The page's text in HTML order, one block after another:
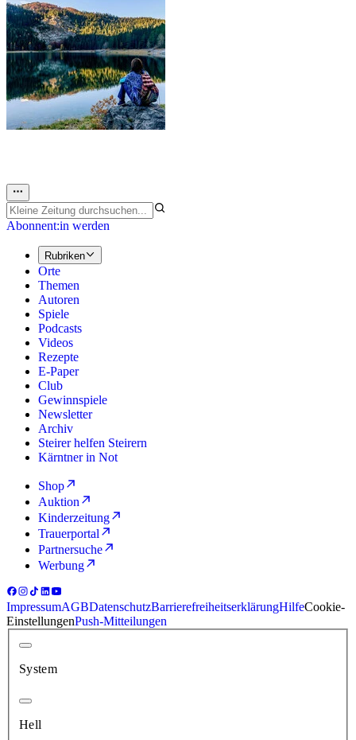
Abonnent:in werden
Rubriken
Orte
Themen
Autoren
Spiele
Podcasts
Videos
Rezepte
E-Paper
Club
Gewinnspiele
Newsletter
Archiv
Steirer helfen Steirern
Kärntner in Not
Shop
Auktion
Kinderzeitung
Trauerportal
Partnersuche
Werbung
ImpressumAGBDatenschutzBarrierefreiheitserklärungHilfeCookie-
EinstellungenPush-Mitteilungen
System
Hell